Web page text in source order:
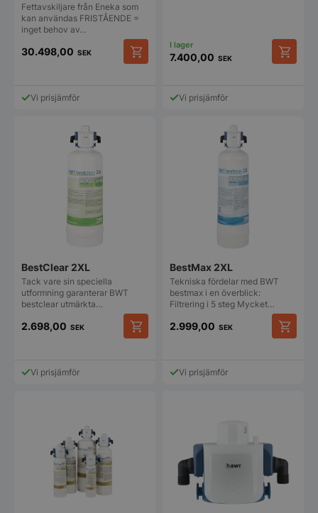
Fettavskiljare från Eneka som
kan användas FRISTÅENDE =
inget behov av…
30.498,00 SEK
Vi prisjämför
7.400,00 SEK
Vi prisjämför
BestClear 2XL
Tack vare sin speciella
utformning garanterar BWT
bestclear utmärkta…
2.698,00 SEK
Vi prisjämför
BestMax 2XL
Tekniska fördelar med BWT
bestmax i en överblick:
Filtrering i 5 steg Mycket…
2.999,00 SEK
Vi prisjämför